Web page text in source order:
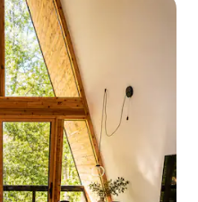
appréciés